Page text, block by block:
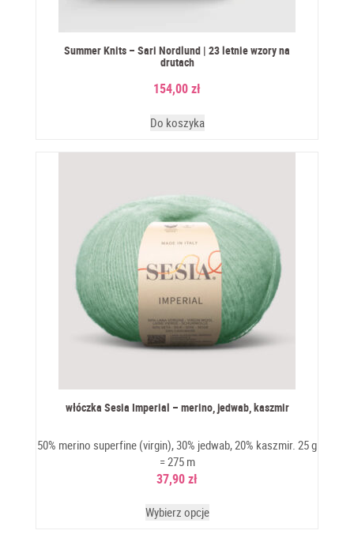
Summer Knits – Sari Nordlund | 23 letnie wzory na
drutach
154,00zł
Do koszyka
włóczka Sesia Imperial – merino, jedwab, kaszmir
50% merino superfine (virgin), 30% jedwab, 20% kaszmir. 25 g
= 275 m
37,90zł
Wybierz opcje